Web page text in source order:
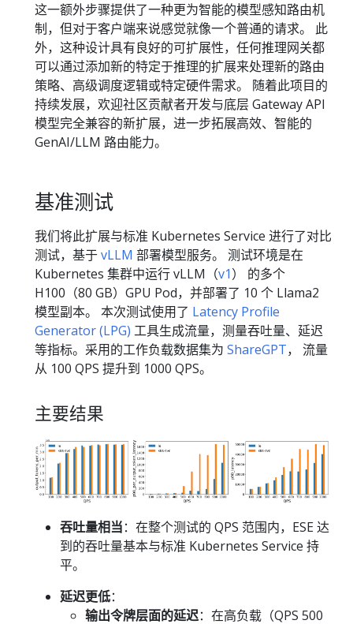
这一额外步骤提供了一种更为智能的模型感知路由机
制，但对于客户端来说感觉就像一个普通的请求。 此
外，这种设计具有良好的可扩展性，任何推理网关都
可以通过添加新的特定于推理的扩展来处理新的路由
策略、高级调度逻辑或特定硬件需求。 随着此项目的
持续发展，欢迎社区贡献者开发与底层 Gateway API
模型完全兼容的新扩展，进一步拓展高效、智能的
GenAI/LLM 路由能力。
基准测试
我们将此扩展与标准 Kubernetes Service 进行了对比
测试，基于vLLM 部署模型服务。 测试环境是在
Kubernetes 集群中运行 vLLM（v1） 的多个
H100（80 GB）GPU Pod，并部署了 10 个 Llama2
模型副本。 本次测试使用了 Latency Profile
Generator (LPG) 工具生成流量，测量吞吐量、延迟
等指标。采用的工作负载数据集为 ShareGPT， 流量
从 100 QPS 提升到 1000 QPS。
主要结果
吞吐量相当：在整个测试的 QPS 范围内，ESE 达
到的吞吐量基本与标准 Kubernetes Service 持
平。
延迟更低：
输出令牌层面的延迟：在高负载（QPS 500